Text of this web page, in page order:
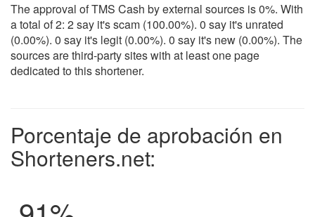
The approval of TMS Cash by external sources is 0%. With
a total of 2: 2 say it's scam (100.00%). 0 say it's unrated
(0.00%). 0 say it's legit (0.00%). 0 say it's new (0.00%). The
sources are third-party sites with at least one page
dedicated to this shortener.
Porcentaje de aprobación en
Shorteners.net: